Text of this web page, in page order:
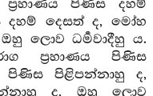
පිණිස දහම්
දහම් දෙසත් ද, මෝහ
ලොව ධර්‍මවාදීහු ය.
ප්‍රහාණය පිණිස
පිණිස පිළිපන්නාහු ද,
ද, ඔහු ලොව